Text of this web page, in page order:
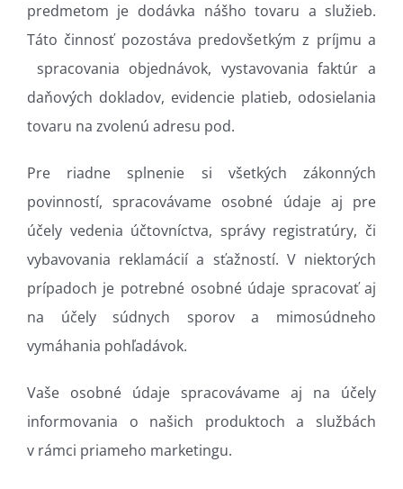
predmetom je dodávka nášho tovaru a služieb.
Táto činnosť pozostáva predovšetkým z príjmu a
spracovania objednávok, vystavovania faktúr a
daňových dokladov, evidencie platieb, odosielania
tovaru na zvolenú adresu pod.
Pre riadne splnenie si všetkých zákonných
povinností, spracovávame osobné údaje aj pre
účely vedenia účtovníctva, správy registratúry, či
vybavovania reklamácií a sťažností. V niektorých
prípadoch je potrebné osobné údaje spracovať aj
na účely súdnych sporov a mimosúdneho
vymáhania pohľadávok.
Vaše osobné údaje spracovávame aj na účely
informovania o našich produktoch a službách
v rámci priameho marketingu.